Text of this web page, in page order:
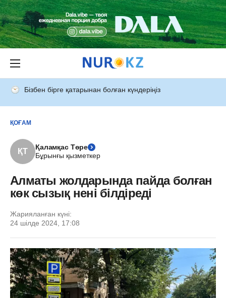
Бізбен бірге қатарынан болған күндеріңіз
ҚОҒАМ
ҚТ
Қаламқас Төре
Бұрынғы қызметкер
Алматы жолдарында пайда болған
көк сызық нені білдіреді
Жарияланған күні:
24 шілде 2024, 17:08